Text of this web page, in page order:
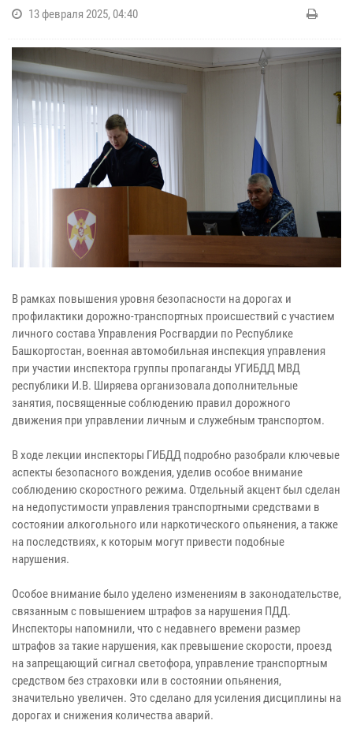
13 февраля 2025, 04:40
В рамках повышения уровня безопасности на дорогах и
профилактики дорожно-транспортных происшествий с участием
личного состава Управления Росгвардии по Республике
Башкортостан, военная автомобильная инспекция управления
при участии инспектора группы пропаганды УГИБДД МВД
республики И.В. Ширяева организовала дополнительные
занятия, посвященные соблюдению правил дорожного
движения при управлении личным и служебным транспортом.
В ходе лекции инспекторы ГИБДД подробно разобрали ключевые
аспекты безопасного вождения, уделив особое внимание
соблюдению скоростного режима. Отдельный акцент был сделан
на недопустимости управления транспортными средствами в
состоянии алкогольного или наркотического опьянения, а также
на последствиях, к которым могут привести подобные
нарушения.
Особое внимание было уделено изменениям в законодательстве,
связанным с повышением штрафов за нарушения ПДД.
Инспекторы напомнили, что с недавнего времени размер
штрафов за такие нарушения, как превышение скорости, проезд
на запрещающий сигнал светофора, управление транспортным
средством без страховки или в состоянии опьянения,
значительно увеличен. Это сделано для усиления дисциплины на
дорогах и снижения количества аварий.